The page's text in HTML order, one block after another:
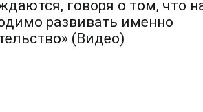
говоря о том, что
развивать именно
(Видео)